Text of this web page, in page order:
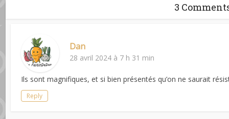
3
Dan
28 avril 2024 à 7 h 31 min
Ils sont magnifiques, et si bien présentés qu’on ne saurait
Reply